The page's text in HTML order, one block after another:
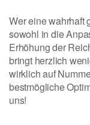
Wer eine wahrhaft
sowohl in die
Erhöhung der
bringt herzlich
wirklich auf
bestmögliche
uns!